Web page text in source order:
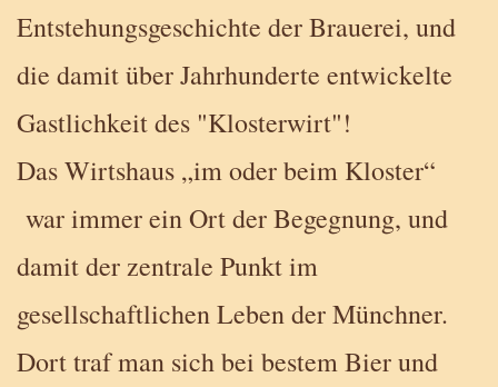
Entstehungsgeschichte der Brauerei, und
die damit über Jahrhunderte entwickelte
Gastlichkeit des "Klosterwirt"!
Das Wirtshaus „im oder beim Kloster“
war immer ein Ort der Begegnung, und
damit der zentrale Punkt im
gesellschaftlichen Leben der Münchner.
Dort traf man sich bei bestem Bier und